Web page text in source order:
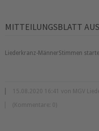
MITTEILUNGSBLATT
Liederkranz-MännerStimmen
15.08.2020 16:41 von MGV
(Kommentare: 0)